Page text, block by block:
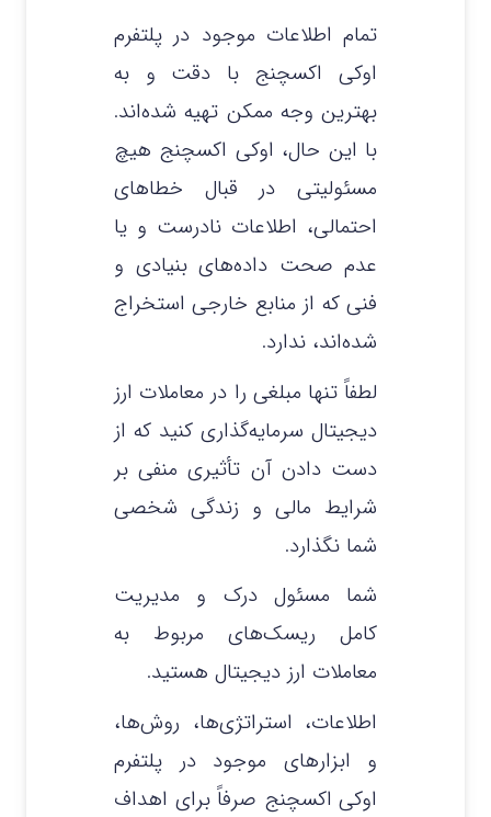
تمام اطلاعات موجود در پلتفرم
اوکی اکسچنج با دقت و به
بهترین وجه ممکن تهیه شده‌اند.
با این حال، اوکی اکسچنج هیچ
مسئولیتی در قبال خطاهای
احتمالی، اطلاعات نادرست و یا
عدم صحت داده‌های بنیادی و
فنی که از منابع خارجی استخراج
شده‌اند، ندارد.
لطفاً تنها مبلغی را در معاملات ارز
دیجیتال سرمایه‌گذاری کنید که از
دست دادن آن تأثیری منفی بر
شرایط مالی و زندگی شخصی
شما نگذارد.
شما مسئول درک و مدیریت
کامل ریسک‌های مربوط به
معاملات ارز دیجیتال هستید.
اطلاعات، استراتژی‌ها، روش‌ها،
و ابزارهای موجود در پلتفرم
اوکی اکسچنج صرفاً برای اهداف